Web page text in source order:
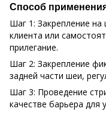
Способ
Шаг 1: Закрепление
клиента или
прилегание.
Шаг 2: Закрепление
задней части шеи,
Шаг 3: Проведение
качестве барьера для